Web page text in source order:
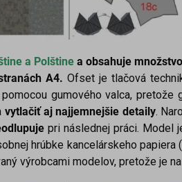
a Polštine a obsahuje
A4. Ofset je tlačová
gumového valca, pretože
vytlačiť aj najjemnejšie detaily.
pri následnej práci. Model
hrúbke kancelárskeho papiera
výrobcami modelov, pretože je